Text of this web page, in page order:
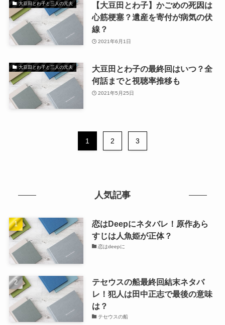
大豆田とわ子と三人の元夫
【大豆田とわ子】かごめの死因は
心筋梗塞？遺産を寄付が病気の伏
線？
2021年6月1日
大豆田とわ子と三人の元夫
大豆田とわ子の最終回はいつ？全
何話までと視聴率推移も
2021年5月25日
1 2 3
人気記事
恋はDeepにネタバレ！原作あら
すじは人魚姫が正体？
恋はdeepに
テセウスの船最終回結末ネタバ
レ！犯人は田中正志で最後の意味
は？
テセウスの船